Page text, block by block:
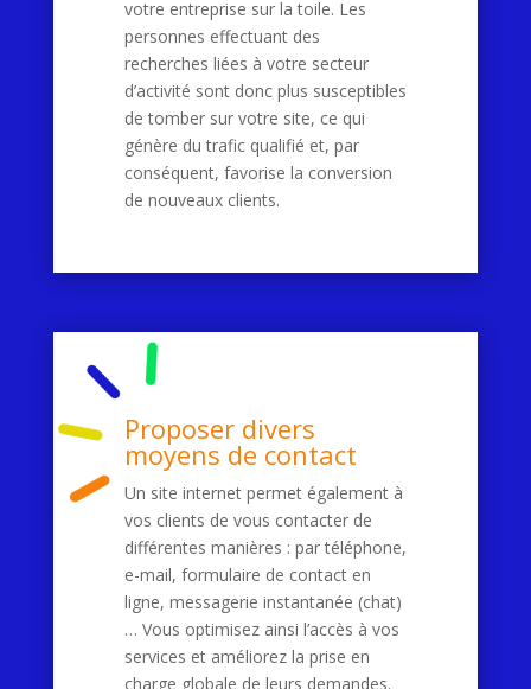
votre entreprise sur la toile. Les
personnes effectuant des
recherches liées à votre secteur
d’activité sont donc plus susceptibles
de tomber sur votre site, ce qui
génère du trafic qualifié et, par
conséquent, favorise la conversion
de nouveaux clients.
Proposer divers
moyens de contact
Un site internet permet également à
vos clients de vous contacter de
différentes manières : par téléphone,
e-mail, formulaire de contact en
ligne, messagerie instantanée (chat)
… Vous optimisez ainsi l’accès à vos
services et améliorez la prise en
charge globale de leurs demandes.